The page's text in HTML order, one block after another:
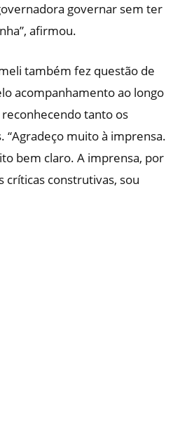
governar sem ter
afirmou.
também fez questão de
acompanhamento ao longo
tanto os
“Agradeço muito à imprensa.
bem claro. A imprensa, por
críticas construtivas, sou